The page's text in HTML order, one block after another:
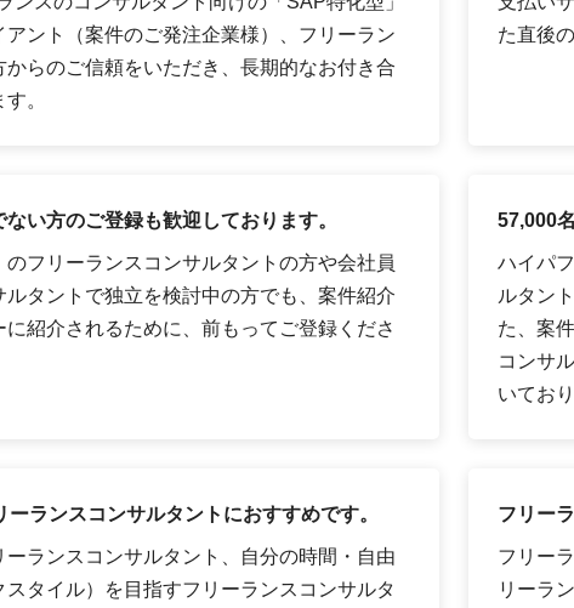
ント（案件のご発注企業様）、フリーラン
らのご信頼をいただき、長期的なお付き合
。
た直後
い方のご登録も歓迎しております。
フリーランスコンサルタントの方や会社員
タントで独立を検討中の方でも、案件紹介
紹介されるために、前もってご登録くださ
57,000
ハイパ
ルタン
た、案
コンサ
いてお
ランスコンサルタントにおすすめです。
ランスコンサルタント、自分の時間・自由
タイル）を目指すフリーランスコンサルタ
フリー
フリー
リーラ